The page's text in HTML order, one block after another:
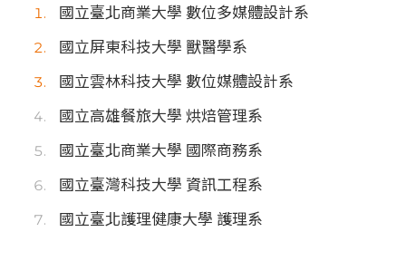
國立臺北商業大學 數位多媒體設計系
國立屏東科技大學 獸醫學系
國立雲林科技大學 數位媒體設計系
國立高雄餐旅大學 烘焙管理系
國立臺北商業大學 國際商務系
國立臺灣科技大學 資訊工程系
國立臺北護理健康大學 護理系